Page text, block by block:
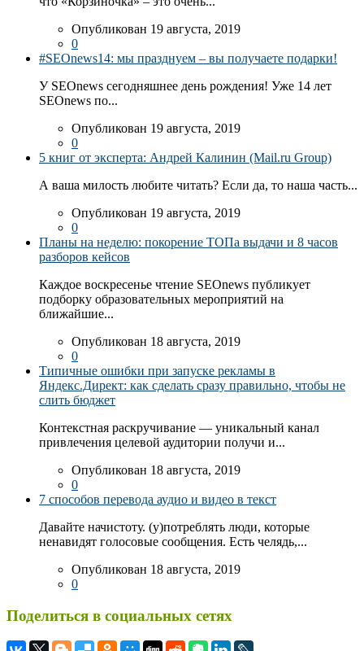
Опубликован 19 августа, 2019
0
#SEOnews14: мы празднуем – вы получаете подарки!
У SEOnews сегодняшнее день рождения! Уже 14 лет
SEOnews по...
Опубликован 19 августа, 2019
0
5 книг от эксперта: Андрей Калинин (Mail.ru Group)
А ваша милость любите читать? Если да, то наша часть...
Опубликован 19 августа, 2019
0
Планы на неделю: покорение ТОПа выдачи и 8 часов
разборов кейсов
Каждое воскресенье чтение SEOnews публикует
подборку образовательных мероприятий на
ближайшие...
Опубликован 18 августа, 2019
0
Типичные ошибки при запуске рекламы в
Яндекс.Директ: как сделать сразу правильно, чтобы не
слить бюджет
Контекстная раскручивание — уникальный канал
привлечения целевой аудитории получи и...
Опубликован 18 августа, 2019
0
7 способов перевода аудио и видео в текст
Давайте начистоту. (у)потреблять люди, которые
ненавидят голосовые сообщения. Есть челядь,...
Опубликован 18 августа, 2019
0
Поделиться в социальных сетях